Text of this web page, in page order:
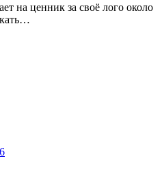
на ценник за своё лого около